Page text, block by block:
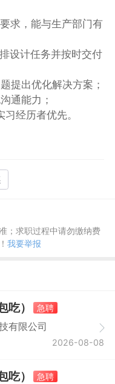
求，能与生产部门有
设计任务并按时交付
提出优化解决方案；
通能力；
经历者优先。
；求职过程中请勿缴纳费
我要举报
）
急聘
有限公司
2026-08-08
）
急聘